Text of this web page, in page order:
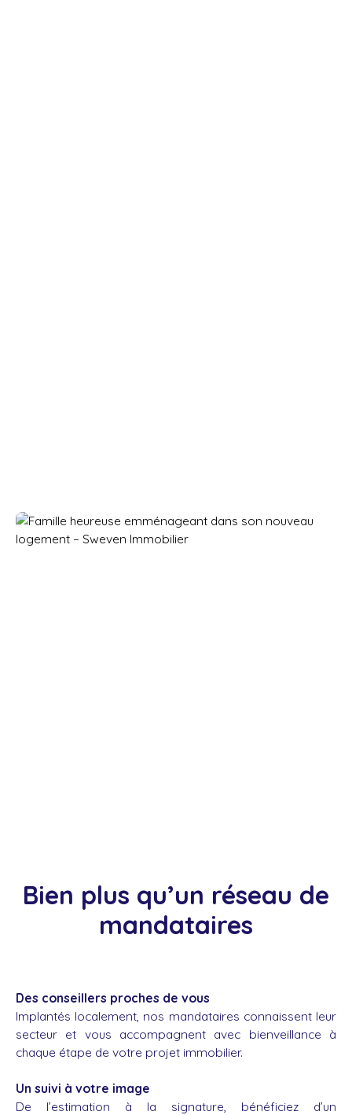
Bien plus qu’un réseau de
mandataires
Des conseillers proches de vous
Implantés localement, nos mandataires connaissent leur
secteur et vous accompagnent avec bienveillance à
chaque étape de votre projet immobilier.
Un suivi à votre image
De l’estimation à la signature, bénéficiez d’un